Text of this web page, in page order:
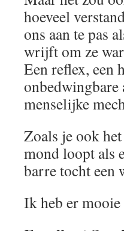
hoeveel
ons aan te pas
wrijft om ze
Een reflex, een
onbedwingbare
menselijke
Zoals je ook
mond loopt als
barre tocht een
Ik heb er mooie